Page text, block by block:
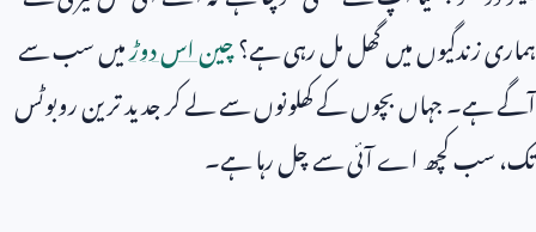
ہماری زندگیوں میں گھل مل رہی ہے؟چین اس دوڑمیں سب سے
آگے ہے۔ جہاں بچوں کے کھلونوں سے لے کر جدید ترین روبوٹس
تک، سب کچھ اے آئی سے چل رہا ہے۔